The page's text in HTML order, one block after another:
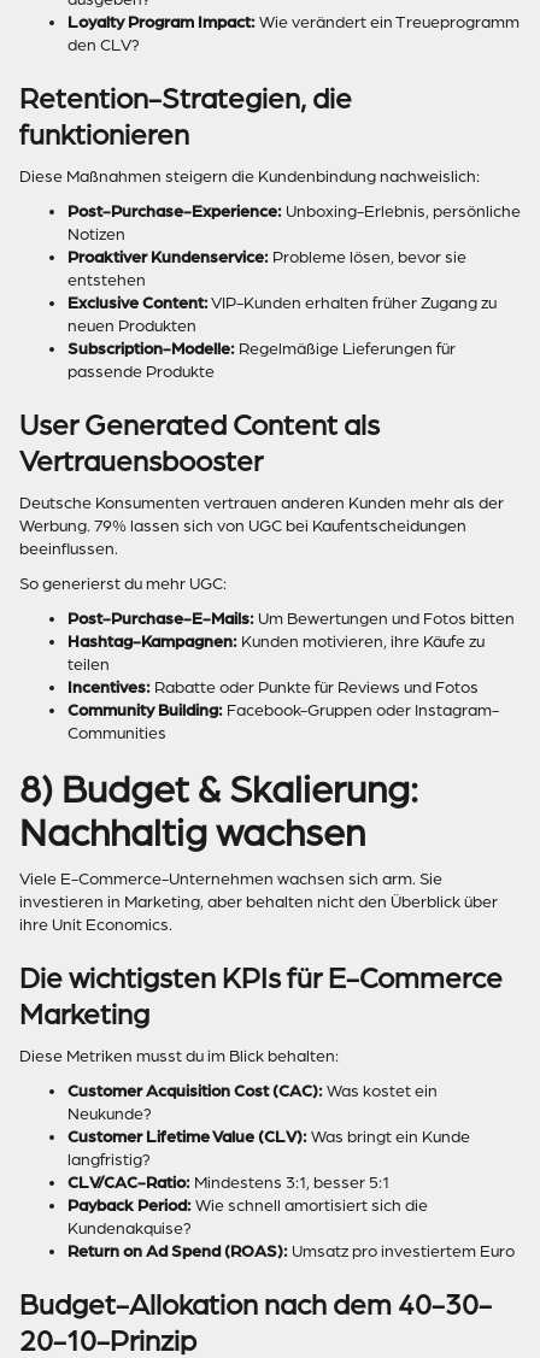
Loyalty Program Impact: Wie verändert ein Treueprogramm
den CLV?
Retention-Strategien, die
funktionieren
Diese Maßnahmen steigern die Kundenbindung nachweislich:
Post-Purchase-Experience: Unboxing-Erlebnis, persönliche
Notizen
Proaktiver Kundenservice: Probleme lösen, bevor sie
entstehen
Exclusive Content:VIP-Kunden erhalten früher Zugang zu
neuen Produkten
Subscription-Modelle: Regelmäßige Lieferungen für
passende Produkte
User Generated Content als
Vertrauensbooster
Deutsche Konsumenten vertrauen anderen Kunden mehr als der
Werbung. 79% lassen sich von UGC bei Kaufentscheidungen
beeinflussen.
So generierst du mehr UGC:
Post-Purchase-E-Mails: Um Bewertungen und Fotos bitten
Hashtag-Kampagnen: Kunden motivieren, ihre Käufe zu
teilen
Incentives: Rabatte oder Punkte für Reviews und Fotos
Community Building: Facebook-Gruppen oder Instagram-
Communities
8) Budget & Skalierung:
Nachhaltig wachsen
Viele E-Commerce-Unternehmen wachsen sich arm. Sie
investieren in Marketing, aber behalten nicht den Überblick über
ihre Unit Economics.
Die wichtigsten KPIs für E-Commerce
Marketing
Diese Metriken musst du im Blick behalten:
Customer Acquisition Cost (CAC): Was kostet ein
Neukunde?
Customer Lifetime Value (CLV): Was bringt ein Kunde
langfristig?
CLV/CAC-Ratio: Mindestens 3:1, besser 5:1
Payback Period: Wie schnell amortisiert sich die
Kundenakquise?
Return on Ad Spend (ROAS): Umsatz pro investiertem Euro
Budget-Allokation nach dem 40-30-
20-10-Prinzip